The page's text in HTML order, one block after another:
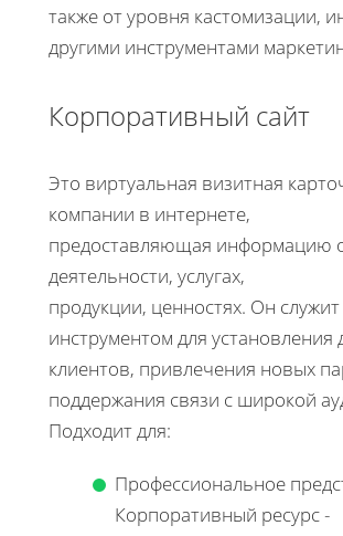
также от уровня кастомизации,
другими инструментами
Корпоративный сайт
Это виртуальная визитная
компании в интернете,
предоставляющая информацию
деятельности, услугах,
продукции, ценностях. Он
инструментом для установления
клиентов, привлечения новых
поддержания связи с широкой
Подходит для:
Профессиональное
Корпоративный ресурс -